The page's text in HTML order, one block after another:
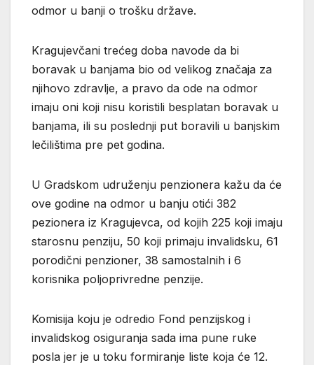
odmor u banji o trošku države.
Kragujevčani trećeg doba navode da bi
boravak u banjama bio od velikog značaja za
njihovo zdravlje, a pravo da ode na odmor
imaju oni koji nisu koristili besplatan boravak u
banjama, ili su poslednji put boravili u banjskim
lečilištima pre pet godina.
U Gradskom udruženju penzionera kažu da će
ove godine na odmor u banju otići 382
pezionera iz Kragujevca, od kojih 225 koji imaju
starosnu penziju, 50 koji primaju invalidsku, 61
porodični penzioner, 38 samostalnih i 6
korisnika poljoprivredne penzije.
Komisija koju je odredio Fond penzijskog i
invalidskog osiguranja sada ima pune ruke
posla jer je u toku formiranje liste koja će 12.